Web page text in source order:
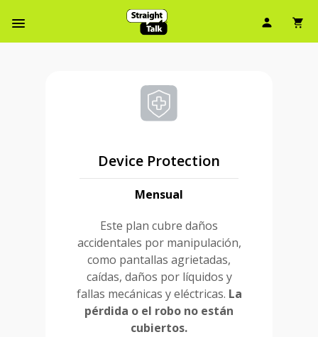
Menú de barra de navegación
Ícono
Device Protection
Mensual
Este plan cubre daños
accidentales por manipulación,
como pantallas agrietadas,
caídas, daños por líquidos y
fallas mecánicas y eléctricas. La
pérdida o el robo no están
cubiertos.